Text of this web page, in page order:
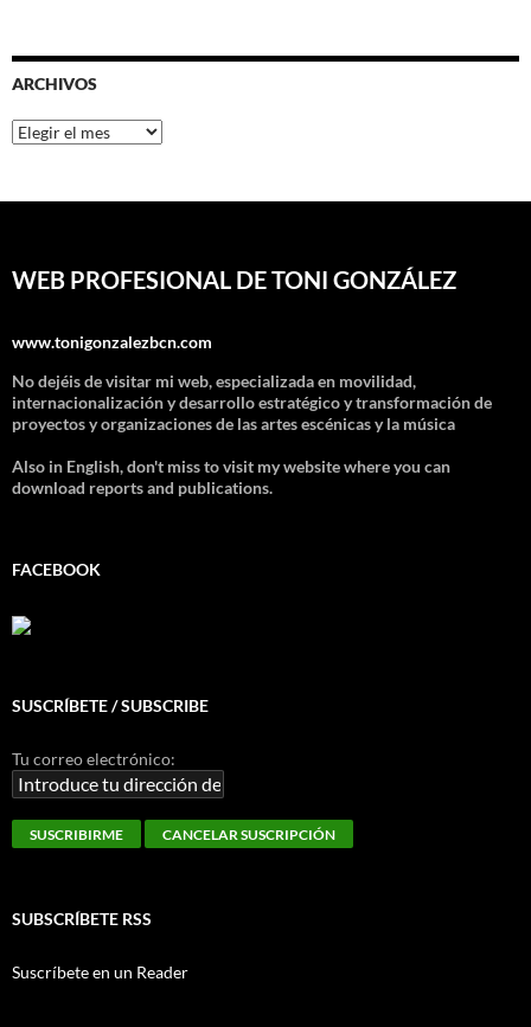
ARCHIVOS
Archivos
WEB PROFESIONAL DE TONI GONZÁLEZ
www.tonigonzalezbcn.com
No dejéis de visitar mi web, especializada en movilidad,
internacionalización y desarrollo estratégico y transformación de
proyectos y organizaciones de las artes escénicas y la música
Also in English, don't miss to visit my website where you can
download reports and publications.
FACEBOOK
SUSCRÍBETE / SUBSCRIBE
Tu correo electrónico:
SUBSCRÍBETE RSS
Suscríbete en un Reader